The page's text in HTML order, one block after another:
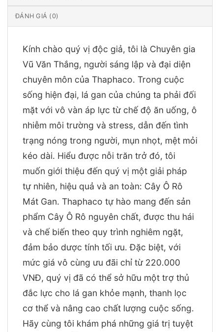
ĐÁNH GIÁ (0)
Kính chào quý vị độc giả, tôi là Chuyên gia
Vũ Văn Thắng, người sáng lập và đại diện
chuyên môn của Thaphaco. Trong cuộc
sống hiện đại, lá gan của chúng ta phải đối
mặt với vô vàn áp lực từ chế độ ăn uống, ô
nhiễm môi trường và stress, dẫn đến tình
trạng nóng trong người, mụn nhọt, mệt mỏi
kéo dài. Hiểu được nỗi trăn trở đó, tôi
muốn giới thiệu đến quý vị một giải pháp
tự nhiên, hiệu quả và an toàn: Cây Ô Rô
Mát Gan. Thaphaco tự hào mang đến sản
phẩm Cây Ô Rô nguyên chất, được thu hái
và chế biến theo quy trình nghiêm ngặt,
đảm bảo dược tính tối ưu. Đặc biệt, với
mức giá vô cùng ưu đãi chỉ từ 220.000
VNĐ, quý vị đã có thể sở hữu một trợ thủ
đắc lực cho lá gan khỏe mạnh, thanh lọc
cơ thể và nâng cao chất lượng cuộc sống.
Hãy cùng tôi khám phá những giá trị tuyệt